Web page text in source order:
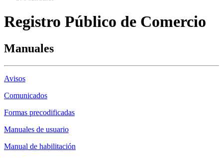
Registro Público de Comercio
Manuales
Avisos
Comunicados
Formas precodificadas
Manuales de usuario
Manual de habilitación